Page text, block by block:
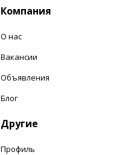
Компания
О нас
Вакансии
Объявления
Блог
Другие
Профиль